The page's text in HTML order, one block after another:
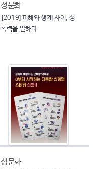
성문화
[2019] 피해와 생계 사이, 성
폭력을 말하다
성문화